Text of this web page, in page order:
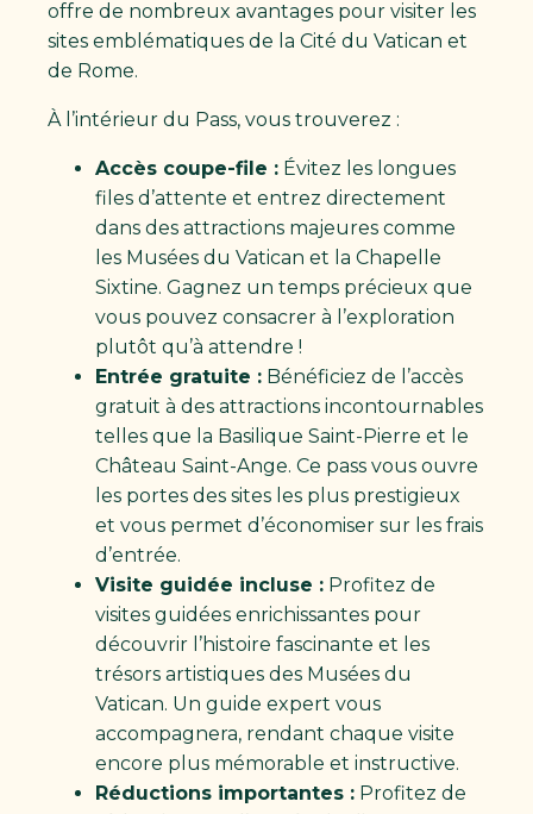
offre de nombreux avantages pour visiter les
sites emblématiques de la Cité du Vatican et
de Rome.
À l’intérieur du Pass, vous trouverez :
Accès coupe-file : Évitez les longues
files d’attente et entrez directement
dans des attractions majeures comme
les Musées du Vatican et la Chapelle
Sixtine. Gagnez un temps précieux que
vous pouvez consacrer à l’exploration
plutôt qu’à attendre ! ​
Entrée gratuite : Bénéficiez de l’accès
gratuit à des attractions incontournables
telles que la Basilique Saint-Pierre et le
Château Saint-Ange. Ce pass vous ouvre
les portes des sites les plus prestigieux
et vous permet d’économiser sur les frais
d’entrée.
Visite guidée incluse : Profitez de
visites guidées enrichissantes pour
découvrir l’histoire fascinante et les
trésors artistiques des Musées du
Vatican. Un guide expert vous
accompagnera, rendant chaque visite
encore plus mémorable et instructive. ​
Réductions importantes : Profitez de